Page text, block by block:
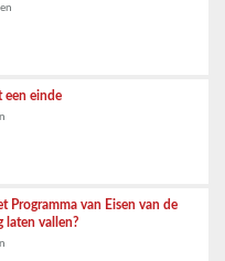
een einde
Programma van Eisen van de
laten vallen?